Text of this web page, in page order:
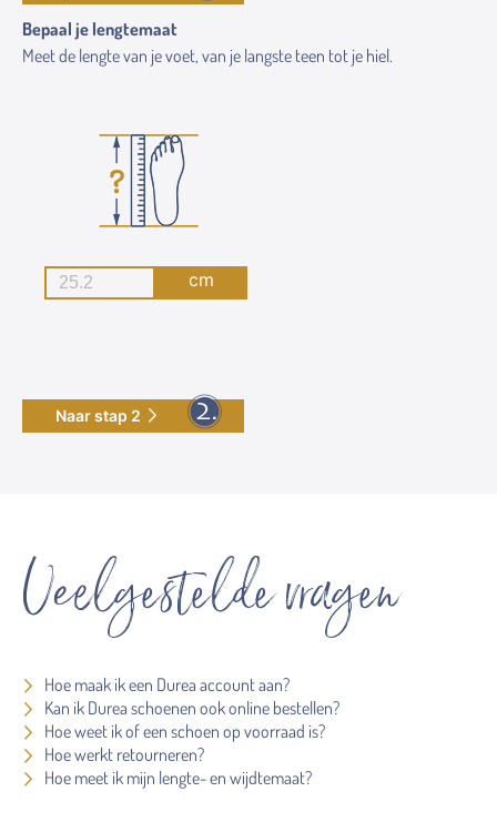
Bepaal je lengtemaat
Meet de lengte van je voet, van je langste teen tot je hiel.
cm
Naar stap 2
Veelgestelde vragen
Hoe maak ik een Durea account aan?
Kan ik Durea schoenen ook online bestellen?
Hoe weet ik of een schoen op voorraad is?
Hoe werkt retourneren?
Hoe meet ik mijn lengte- en wijdtemaat?